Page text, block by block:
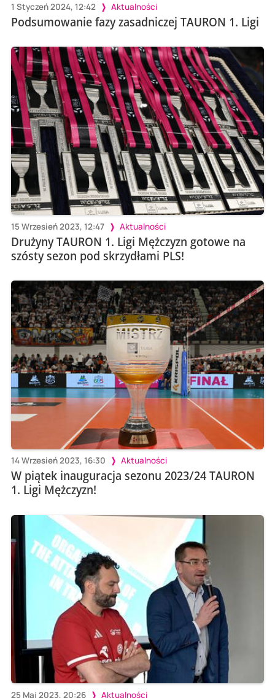
1 Styczeń 2024, 12:42 Aktualności
Podsumowanie fazy zasadniczej TAURON 1. Ligi
15 Wrzesień 2023, 12:47 Aktualności
Drużyny TAURON 1. Ligi Mężczyzn gotowe na
szósty sezon pod skrzydłami PLS!
14 Wrzesień 2023, 16:30 Aktualności
W piątek inauguracja sezonu 2023/24 TAURON
1. Ligi Mężczyzn!
25 Maj 2023, 20:26 Aktualności